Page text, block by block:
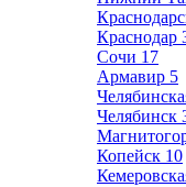
Краснодар
Сочи 17
Армавир 5
Челябинск
Копейск 10